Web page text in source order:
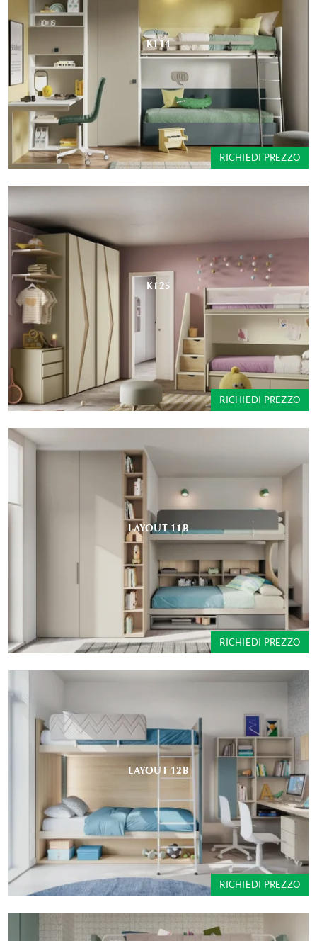
K114
RICHIEDI PREZZO
K125
RICHIEDI PREZZO
LAYOUT 11B
RICHIEDI PREZZO
LAYOUT 12B
RICHIEDI PREZZO